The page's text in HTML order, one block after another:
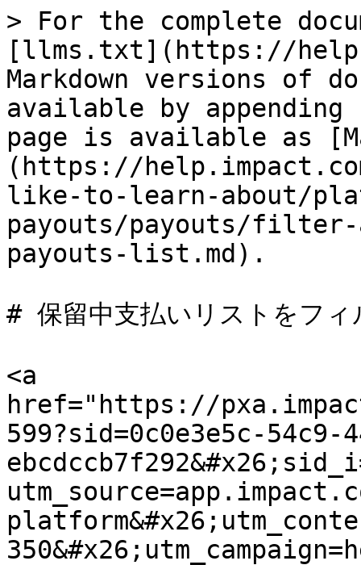
> For the complete
[llms.txt](https://
Markdown versions of
available by
page is available as
(https://
like-to-learn-about/
payouts/payouts/filter-
payouts-list.md).
# 保留中支払いリストをフ
<a
href="https://
599?sid=0c0e3e5c-54c9-